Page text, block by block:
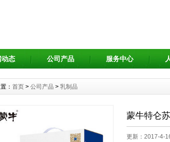
动态 公司产品 服务中心
： 首页 > 公司产品 > 乳制品
蒙牛特仑
更新：2017-4-